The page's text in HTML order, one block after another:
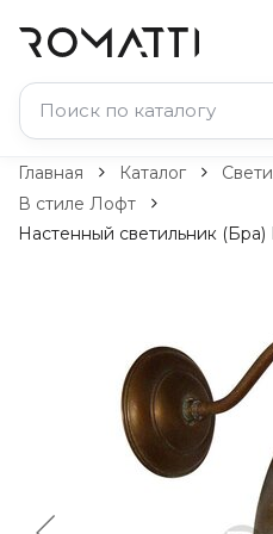
Каталог
Свет и
Потолочные светильники
Бра и настенные
Настольные лампы
Технический свет
Комплектующие
Главная Каталог
В стиле Лофт
Настенный светильник (Бра)